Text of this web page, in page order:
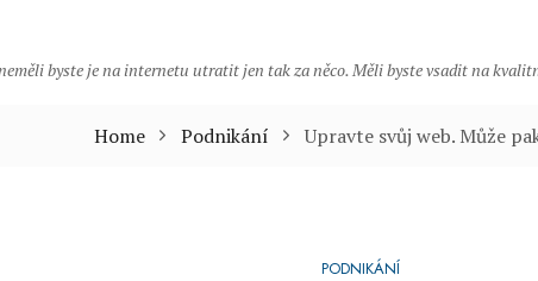
byste je na internetu utratit jen tak za něco. Měli byste vsadit na
Home Podnikání Upravte svůj web. Může
PODNIKÁNÍ